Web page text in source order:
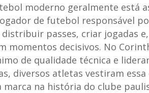
moderno geralmente está
de futebol responsável
passes, criar jogadas
momentos decisivos. No
de qualidade técnica e
diversos atletas vestiram
marca na história do clube